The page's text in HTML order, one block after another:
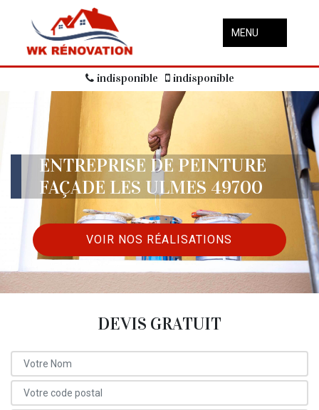
MENU
indisponible indisponible
ENTREPRISE DE PEINTURE
FAÇADE LES ULMES 49700
VOIR NOS RÉALISATIONS
DEVIS GRATUIT